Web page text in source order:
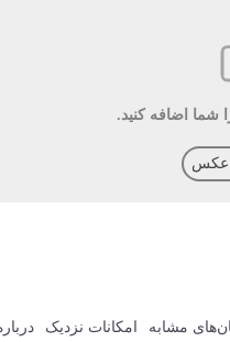
شما اضافه کنید.
عکس
ارسال تماس مشابه امکانات نزدیک